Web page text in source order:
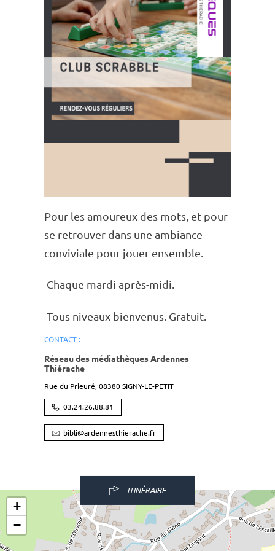
Pour les amou­reux des mots, et pour
se retrou­ver dans une ambiance
convi­viale pour jouer ensemble.
Chaque mardi après-midi.
Tous niveaux bien­ve­nus. Gratuit.
CONTACT :
Réseau des médiathèques Ardennes
Thiérache
Rue du Prieuré, 08380 SIGNY-LE-PETIT
03.24.26.88.81
bibli@ardennesthierache.fr
ITINÉRAIRE
+
−